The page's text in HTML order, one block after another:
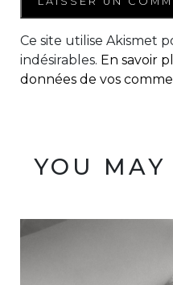
Ce site utilise Akismet
indésirables. En savoir
données de vos
YOU